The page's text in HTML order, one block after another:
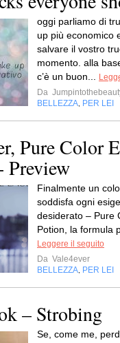
oggi parliamo di
up più economico
salvare il vostro
momento. alla
c’è un buon...
Da
BELLEZZA PER LEI
Pure Color
Preview
Finalmente un
soddisfa ogni
desiderato – Pure
Potion, la formula
Leggere il seguito
Da Vale4ever
BELLEZZA PER LEI
– Strobing
Se, come me,